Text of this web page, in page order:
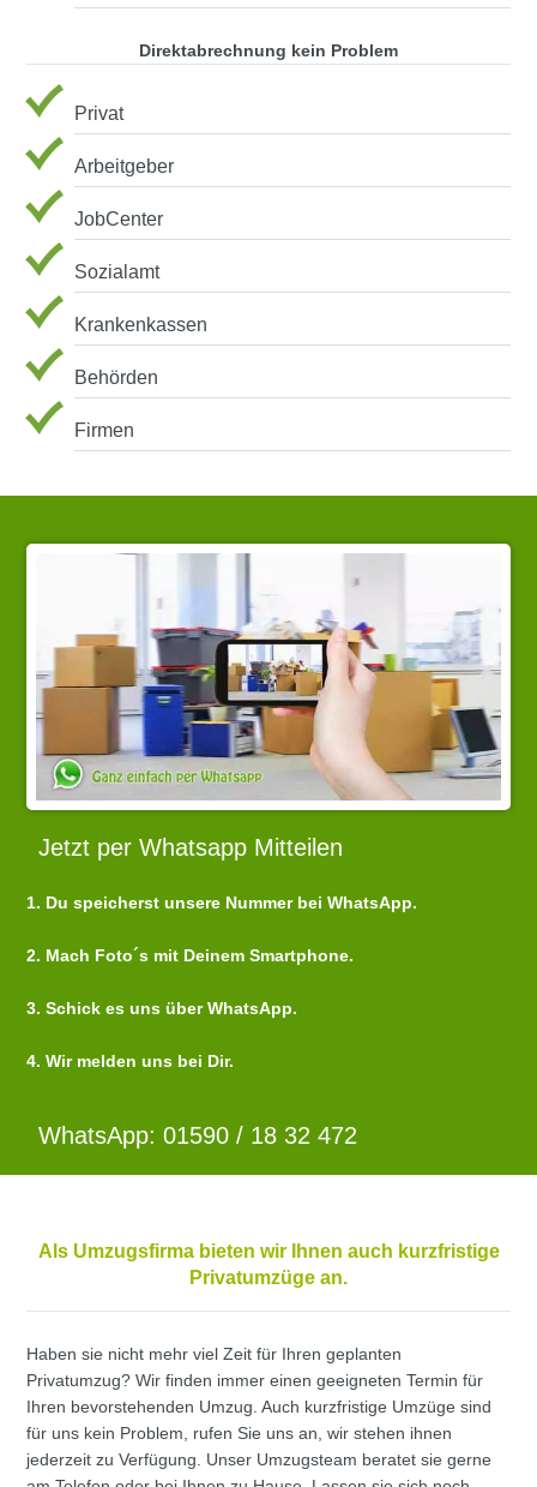
Direktabrechnung kein Problem
Privat
Arbeitgeber
JobCenter
Sozialamt
Krankenkassen
Behörden
Firmen
Jetzt per Whatsapp Mitteilen
1. Du speicherst unsere Nummer bei WhatsApp.
2. Mach Foto´s mit Deinem Smartphone.
3. Schick es uns über WhatsApp.
4. Wir melden uns bei Dir.
WhatsApp: 01590 / 18 32 472
Als Umzugsfirma bieten wir Ihnen auch kurzfristige
Privatumzüge an.
Haben sie nicht mehr viel Zeit für Ihren geplanten
Privatumzug? Wir finden immer einen geeigneten Termin für
Ihren bevorstehenden Umzug. Auch kurzfristige Umzüge sind
für uns kein Problem, rufen Sie uns an, wir stehen ihnen
jederzeit zu Verfügung. Unser Umzugsteam beratet sie gerne